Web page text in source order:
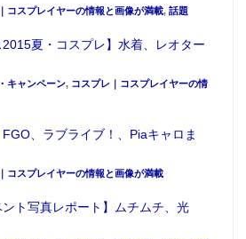
コスプレイヤーの情報と画像が満載, 話題
2015夏・コスプレ】水着、レオター
キャンペーン, コスプレ｜コスプレイヤーの情
FGO、ラブライブ！、Piaキャロま
コスプレイヤーの情報と画像が満載
ント写真レポート】ムチムチ、光